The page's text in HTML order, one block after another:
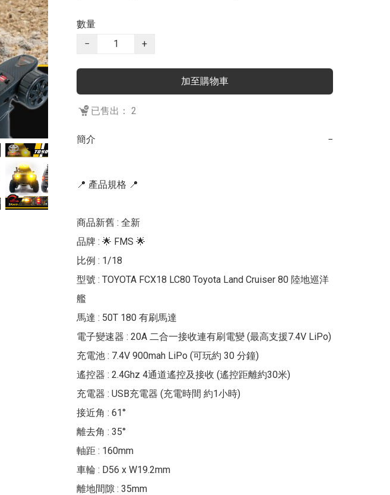
數量
−
+
加至購物車
已售出： 2
簡介 −
📍 產品規格 📍
商品新舊 : 全新
品牌 : 🌟 FMS 🌟
比例 : 1/18
型號 : TOYOTA FCX18 LC80 Toyota Land Cruiser 80 陸地巡洋
艦
馬達 : 50T 180 有刷馬達
電子變速器 : 20A 二合一接收連有刷電變 (最高支援7.4V LiPo)
充電池 : 7.4V 900mah LiPo (可玩約 30 分鐘)
遙控器 : 2.4Ghz 4通道遙控及接收 (遙控距離約30米)
充電器 : USB充電器 (充電時間 約1小時)
接近角 : 61°
離去角 : 35°
軸距 : 160mm
車輪 : D56 x W19.2mm
離地間隙 : 35mm